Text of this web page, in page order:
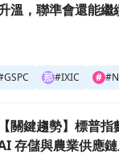
溫，聯準會還能繼
那#IXIC #
指數續探今年新
【關鍵趨勢】標普
存儲與農業供應